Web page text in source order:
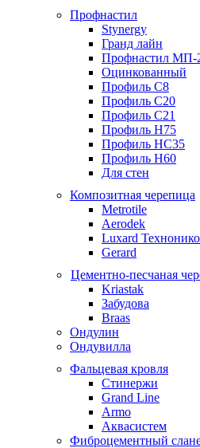
Профнастил
Stynergy
Гранд лайн
Профнастил МП-
Оцинкованный
Профиль С8
Профиль С20
Профиль С21
Профиль Н75
Профиль НС35
Профиль Н60
Для стен
Композитная черепица
Metrotile
Aerodek
Luxard
Gerard
Цементно-песчаная
Kriastak
Забудова
Braas
Ондулин
Ондувилла
Фальцевая кровля
Стинержи
Grand Line
Armo
Аквасистем
Фиброцементный